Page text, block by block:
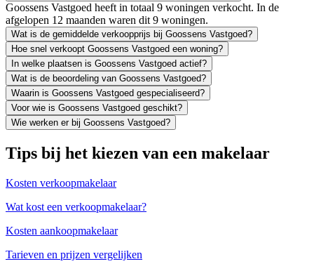
Goossens Vastgoed heeft in totaal 9 woningen verkocht. In de
afgelopen 12 maanden waren dit 9 woningen.
Wat is de gemiddelde verkoopprijs bij Goossens Vastgoed?
Hoe snel verkoopt Goossens Vastgoed een woning?
In welke plaatsen is Goossens Vastgoed actief?
Wat is de beoordeling van Goossens Vastgoed?
Waarin is Goossens Vastgoed gespecialiseerd?
Voor wie is Goossens Vastgoed geschikt?
Wie werken er bij Goossens Vastgoed?
Tips bij het kiezen van een makelaar
Kosten verkoopmakelaar
Wat kost een verkoopmakelaar?
Kosten aankoopmakelaar
Tarieven en prijzen vergelijken